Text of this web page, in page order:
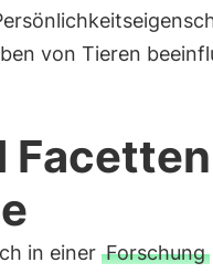
von Tieren
in einer Forschung